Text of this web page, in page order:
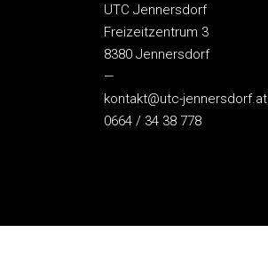
UTC Jennersdorf
Freizeitzentrum 3
8380 Jennersdorf
—
kontakt@utc-jennersdorf.at
0664 / 34 38 778